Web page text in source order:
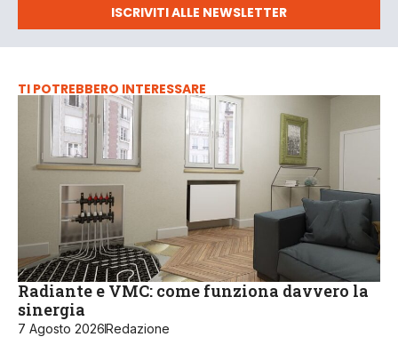
ISCRIVITI ALLE NEWSLETTER
TI POTREBBERO INTERESSARE
Radiante e VMC: come funziona davvero la
sinergia
7 Agosto 2026Redazione